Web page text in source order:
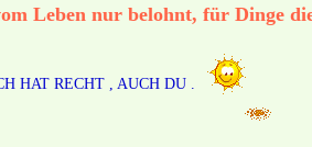
Leben nur belohnt, für Dinge
HAT RECHT , AUCH DU .